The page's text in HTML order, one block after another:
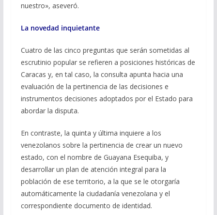
nuestro», aseveró.
La novedad inquietante
Cuatro de las cinco preguntas que serán sometidas al
escrutinio popular se refieren a posiciones históricas de
Caracas y, en tal caso, la consulta apunta hacia una
evaluación de la pertinencia de las decisiones e
instrumentos decisiones adoptados por el Estado para
abordar la disputa.
En contraste, la quinta y última inquiere a los
venezolanos sobre la pertinencia de crear un nuevo
estado, con el nombre de Guayana Esequiba, y
desarrollar un plan de atención integral para la
población de ese territorio, a la que se le otorgaría
automáticamente la ciudadanía venezolana y el
correspondiente documento de identidad.